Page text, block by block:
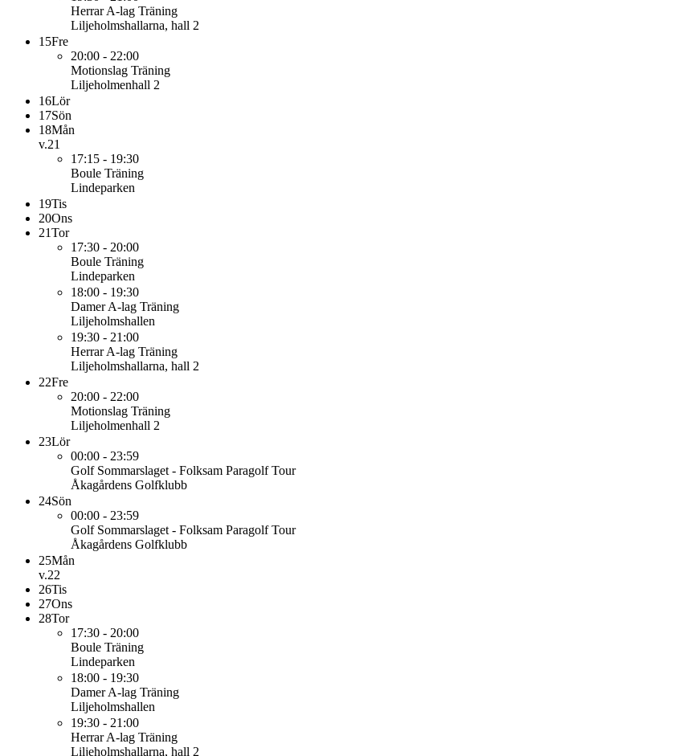
Herrar A-lag Träning
Liljeholmshallarna, hall 2
15Fre
20:00 - 22:00
Motionslag Träning
Liljeholmenhall 2
16Lör
17Sön
18Mån
v.21
17:15 - 19:30
Boule Träning
Lindeparken
19Tis
20Ons
21Tor
17:30 - 20:00
Boule Träning
Lindeparken
18:00 - 19:30
Damer A-lag Träning
Liljeholmshallen
19:30 - 21:00
Herrar A-lag Träning
Liljeholmshallarna, hall 2
22Fre
20:00 - 22:00
Motionslag Träning
Liljeholmenhall 2
23Lör
00:00 - 23:59
Golf Sommarslaget - Folksam Paragolf Tour
Åkagårdens Golfklubb
24Sön
00:00 - 23:59
Golf Sommarslaget - Folksam Paragolf Tour
Åkagårdens Golfklubb
25Mån
v.22
26Tis
27Ons
28Tor
17:30 - 20:00
Boule Träning
Lindeparken
18:00 - 19:30
Damer A-lag Träning
Liljeholmshallen
19:30 - 21:00
Herrar A-lag Träning
Liljeholmshallarna, hall 2